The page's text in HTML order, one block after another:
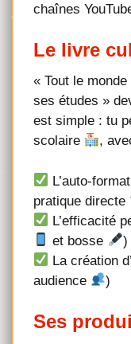
chaînes
Le livre
« Tout le
ses études »
est simple : tu
scolaire
,
L’auto-
pratique directe
L’efficacité
et bosse
)
La création
audience
)
Ses